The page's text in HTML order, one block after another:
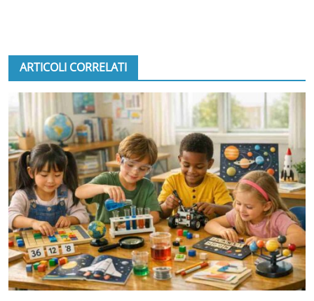
ARTICOLI CORRELATI